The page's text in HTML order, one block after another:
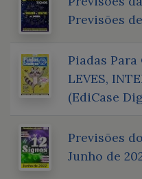
Previsões
Piadas Para
LEVES,
(EdiCase
Previsões
Junho de